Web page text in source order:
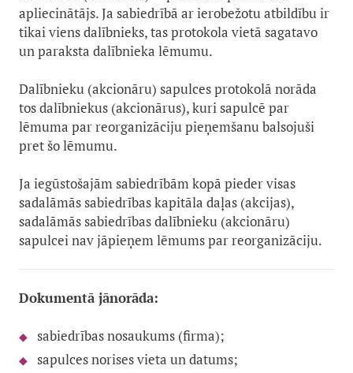
apliecinātājs. Ja sabiedrībā ar ierobežotu atbildību ir
tikai viens dalībnieks, tas protokola vietā sagatavo
un paraksta dalībnieka lēmumu.
Dalībnieku (akcionāru) sapulces protokolā norāda
tos dalībniekus (akcionārus), kuri sapulcē par
lēmuma par reorganizāciju pieņemšanu balsojuši
pret šo lēmumu.
Ja iegūstošajām sabiedrībām kopā pieder visas
sadalāmās sabiedrības kapitāla daļas (akcijas),
sadalāmās sabiedrības dalībnieku (akcionāru)
sapulcei nav jāpieņem lēmums par reorganizāciju.
Dokumentā jānorāda:
sabiedrības nosaukums (firma);
sapulces norises vieta un datums;